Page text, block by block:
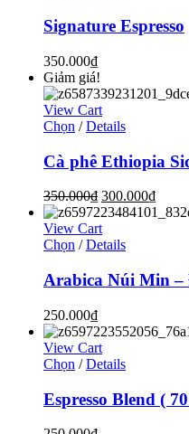
Signature Espresso
350.000₫
Giảm giá!
View Cart
Chọn / Details
Cà phê Ethiopia
350.000₫ 300.000₫
View Cart
Chọn / Details
Arabica Núi Min
250.000₫
View Cart
Chọn / Details
Espresso Blend (